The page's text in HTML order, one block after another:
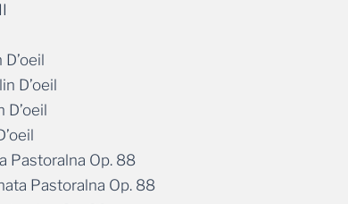
D’oeil
D’oeil
Pastoralna Op. 88
Pastoralna Op. 88